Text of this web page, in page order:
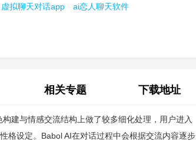
虚拟聊天对话app ai恋人聊天软件
相关专题 下载地址
建与情感交流结构上做了较多细化处理，用户进入
格设定。Babol AI在对话过程中会根据交流内容逐步